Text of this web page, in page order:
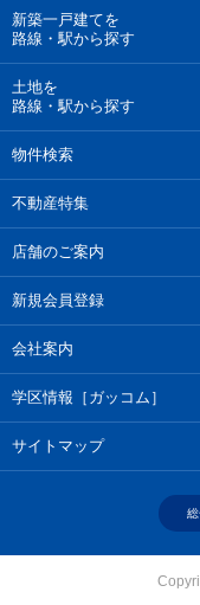
新築一戸建てを
路線・駅から探す
土地を
路線・駅から探す
物件検索
不動産特集
店舗のご案内
新規会員登録
会社案内
学区情報［ガッコム］
サイトマップ